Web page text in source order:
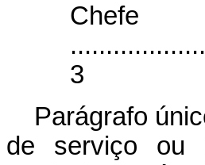
Chefe
3
Parágrafo
de serviço ou